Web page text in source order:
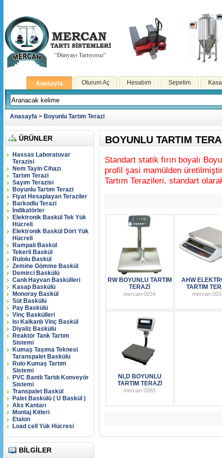
Anasayfa Oturum Aç Hesabım Sepetim
Anasayfa > Boyunlu Tartım Terazi
ÜRÜNLER
Hassas Laboratuvar
Terazisi
Nem Tayin Cihazı
Tartım Terazi
Sayım Terazisi
Boyunlu Tartım Terazi
Fiyat Hesaplayan Teraziler
Barkodlu Terazi
İndikatörler
Elektronik Baskül Tek Yük
Hücreli
Elektronik Baskül Dört Yük
Hücreli
Rampalı Baskül
Tekerli Baskül
Rulolu Baskül
Zemine Gömme Baskül
Demirci Baskülü
Canlı Hayvan Baskülleri
Kasap Baskülü
Monoray Baskül
Süt Baskülü
Pay Baskülü
Vinç Baskülleri
Isı Kalkanlı Vinç Baskül
Diyaliz Baskülü
Reaktör Tank Tartım
Sistemi
Kumaş Taşıma Teknesi
Taranspalet Baskülü
Rulo Kumaş Tartım
Sistemi
PVC Bantlı Tartılı Konveyör
Sistemi
Transpalet Baskül
Palet Baskülü ( U Baskül )
Aks Kantarı
Montaj Kitleri
Etalon
Load cell Yük Hücresi
BILGILER
BOYUNLU TARTIM
Standart statik fırın boyalı
profil şasi mamülden
Tartım Terazileri, standart
RW BOYUNLU TARTIM
TERAZİ
mercan-0034
AHW
TARTIM
mercan-
NLD BOYUNLU
TARTIM TERAZİ
mercan-0083